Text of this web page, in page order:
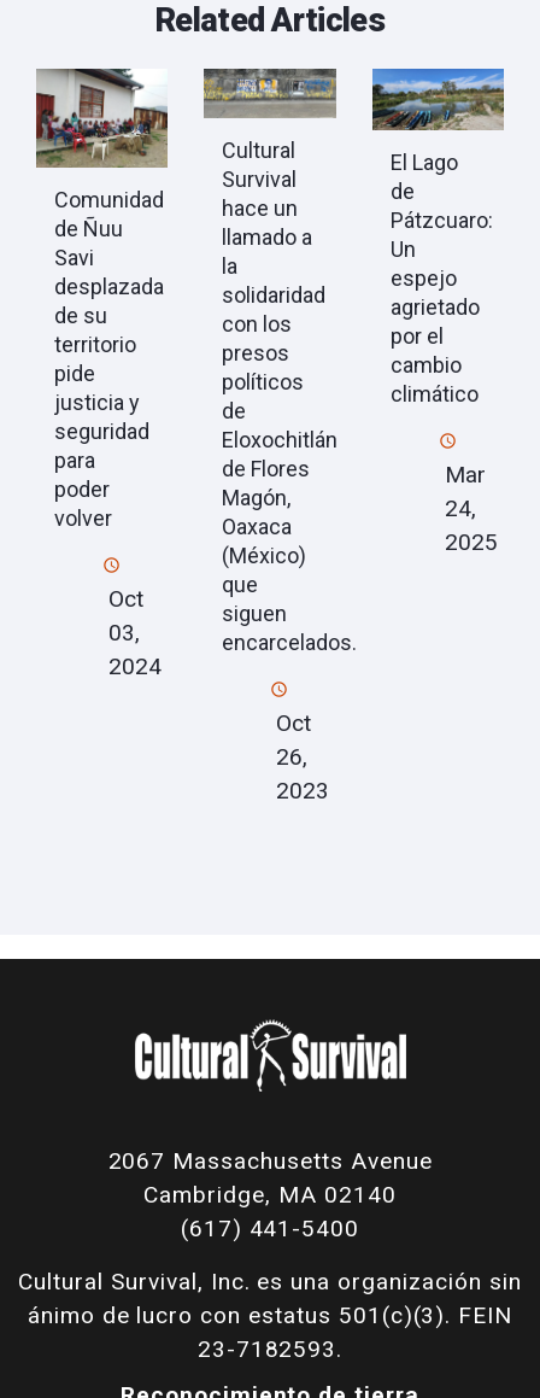
Related Articles
Comunidad
de Ñuu
Savi
desplazada
de su
territorio
pide
justicia y
seguridad
para
poder
volver
Oct
03,
2024
Cultural
Survival
hace un
llamado a
la
solidaridad
con los
presos
políticos
de
Eloxochitlán
de Flores
Magón,
Oaxaca
(México)
que
siguen
encarcelados.
Oct
26,
2023
El Lago
de
Pátzcuaro:
Un
espejo
agrietado
por el
cambio
climático
Mar
24,
2025
2067 Massachusetts Avenue
Cambridge, MA 02140
(617) 441-5400
Cultural Survival, Inc. es una organización sin
ánimo de lucro con estatus 501(c)(3). FEIN
23-7182593.